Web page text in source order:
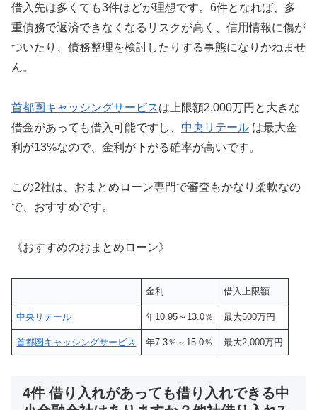
借入先は多くても3件ほどが理想です。6件となれば、多
重債務で返済できなくなるリスクが高く、信用情報に傷が
ついたり、債務整理を検討したりする事態になりかねませ
ん。
首都圏キャッシングサービスは上限額2,000万円と大きな
借金があっても借入可能ですし、 中央リテール は最大金
利が13%なので、金利が下がる確率が高いです。
この2社は、おまとめローン専門で審査もかなり柔軟なの
で、おすすめです。
《おすすめのおまとめローン》
金利 借入上限額
中央リテール 年10.95～13.0％ 最大500万円
首都圏キャッシングサービス 年7.3％～15.0％ 最大2,000万円
4件 借り入れがあっても借り入れできる中